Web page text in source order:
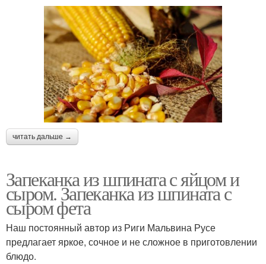
читать дальше →
Запеканка из шпината с яйцом и
сыром. Запеканка из шпината с
сыром фета
Наш постоянный автор из Риги Мальвина Русе
предлагает яркое, сочное и не сложное в приготовлении
блюдо.